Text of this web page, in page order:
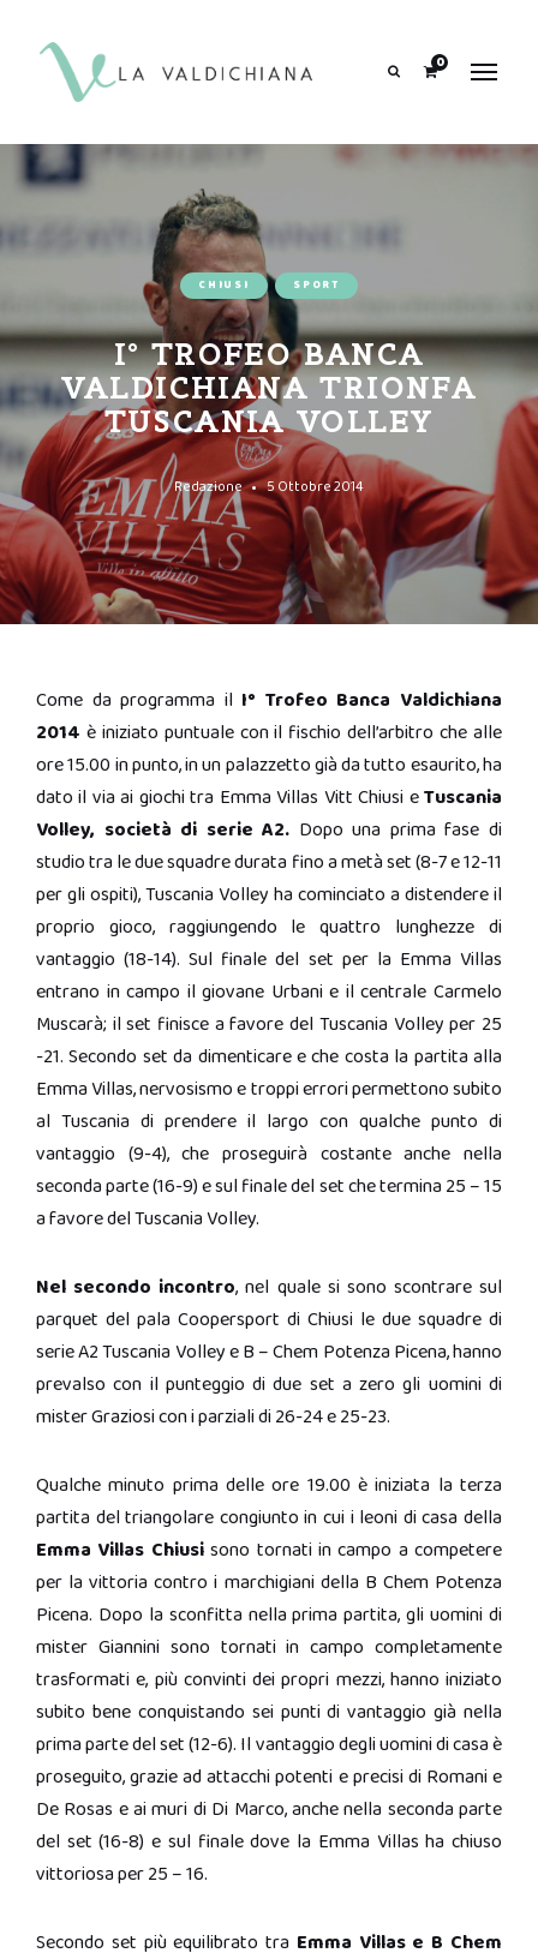
0
CHIUSI SPORT
I° TROFEO BANCA
VALDICHIANA TRIONFA
TUSCANIA VOLLEY
Redazione 5 Ottobre 2014
Come da programma il I° Trofeo Banca Valdichiana
2014 è iniziato puntuale con il fischio dell’arbitro che alle
ore 15.00 in punto, in un palazzetto già da tutto esaurito, ha
dato il via ai giochi tra Emma Villas Vitt Chiusi eTuscania
Volley, società di serie A2. Dopo una prima fase di
studio tra le due squadre durata fino a metà set (8-7 e 12-11
per gli ospiti), Tuscania Volley ha cominciato a distendere il
proprio gioco, raggiungendo le quattro lunghezze di
vantaggio (18-14). Sul finale del set per la Emma Villas
entrano in campo il giovane Urbani e il centrale Carmelo
Muscarà; il set finisce a favore del Tuscania Volley per 25
-21. Secondo set da dimenticare e che costa la partita alla
Emma Villas, nervosismo e troppi errori permettono subito
al Tuscania di prendere il largo con qualche punto di
vantaggio (9-4), che proseguirà costante anche nella
seconda parte (16-9) e sul finale del set che termina 25 – 15
a favore del Tuscania Volley.
Nel secondo incontro, nel quale si sono scontrare sul
parquet del pala Coopersport di Chiusi le due squadre di
serie A2 Tuscania Volley e B – Chem Potenza Picena, hanno
prevalso con il punteggio di due set a zero gli uomini di
mister Graziosi con i parziali di 26-24 e 25-23.
Qualche minuto prima delle ore 19.00 è iniziata la terza
partita del triangolare congiunto in cui i leoni di casa della
Emma Villas Chiusisono tornati in campo a competere
per la vittoria contro i marchigiani della B Chem Potenza
Picena. Dopo la sconfitta nella prima partita, gli uomini di
mister Giannini sono tornati in campo completamente
trasformati e, più convinti dei propri mezzi, hanno iniziato
subito bene conquistando sei punti di vantaggio già nella
prima parte del set (12-6). Il vantaggio degli uomini di casa è
proseguito, grazie ad attacchi potenti e precisi di Romani e
De Rosas e ai muri di Di Marco, anche nella seconda parte
del set (16-8) e sul finale dove la Emma Villas ha chiuso
vittoriosa per 25 – 16.
Secondo set più equilibrato tra Emma Villas e B Chem